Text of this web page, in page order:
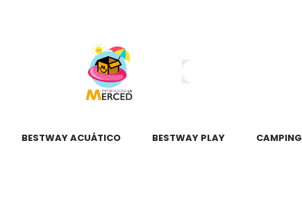
BESTWAY ACUÁTICO BESTWAY PLAY CAMPING